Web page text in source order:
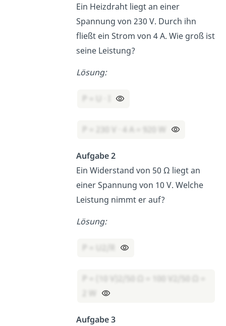
Ein Heizdraht liegt an einer
Spannung von 230 V. Durch ihn
fließt ein Strom von 4 A. Wie groß ist
seine Leistung?
Lösung:
P = 230 V · 4 A = 920 W
Aufgabe 2
Ein Widerstand von 50 Ω liegt an
einer Spannung von 10 V. Welche
Leistung nimmt er auf?
Lösung:
Aufgabe 3